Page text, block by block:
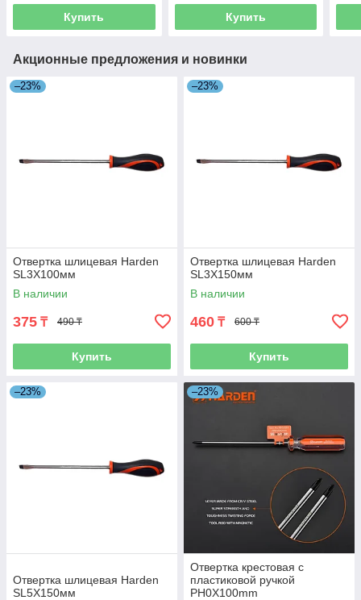
Купить Купить
Акционные предложения и новинки
–23%
Отвертка шлицевая Harden
SL3Х100мм
В наличии
375 ₸ 490 ₸
Купить
–23%
Отвертка шлицевая Harden
SL3Х150мм
В наличии
460 ₸ 600 ₸
Купить
–23%
Отвертка шлицевая Harden
SL5Х150мм
–23%
Отвертка крестовая с
пластиковой ручкой
PH0X100mm